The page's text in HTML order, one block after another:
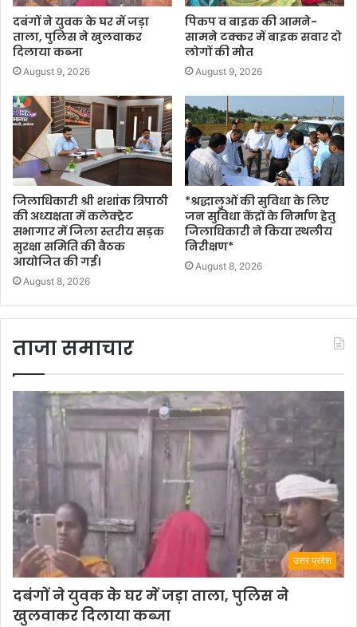
दबंगों ने युवक के घर में जड़ा
ताला, पुलिस ने खुलवाकर
दिलाया कब्जा
August 9, 2026
पिकप व बाइक की आमने-
सामने टक्कर में बाइक सवार दो
लोगों की मौत
August 9, 2026
जिलाधिकारी श्री शशांक त्रिपाठी
की अध्यक्षता में कलेक्ट्रेट
सभागार में जिला स्तरीय सड़क
सुरक्षा समिति की बैठक
आयोजित की गई।
August 8, 2026
*श्रद्धालुओं की सुविधा के लिए
जन सुविधा केंद्रों के निर्माण हेतु
जिलाधिकारी ने किया स्थलीय
निरीक्षण*
August 8, 2026
ताजा समाचार
उत्तर प्रदेश
दबंगों ने युवक के घर में जड़ा ताला, पुलिस ने
खुलवाकर दिलाया कब्जा